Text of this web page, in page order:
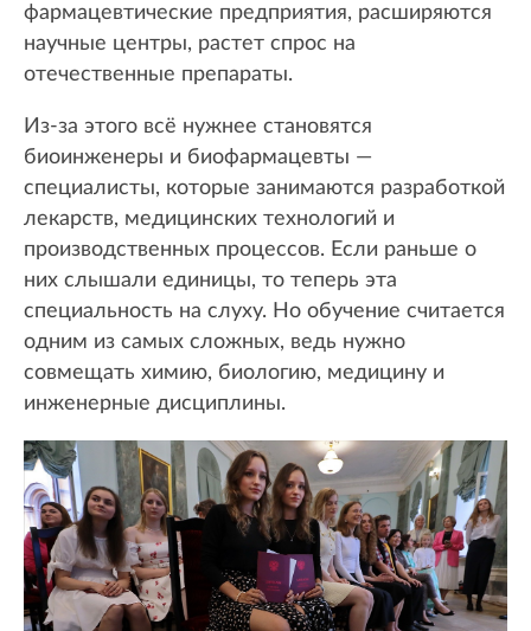
фармацевтические предприятия, расширяются
научные центры, растет спрос на
отечественные препараты.
Из-за этого всё нужнее становятся
биоинженеры и биофармацевты —
специалисты, которые занимаются разработкой
лекарств, медицинских технологий и
производственных процессов. Если раньше о
них слышали единицы, то теперь эта
специальность на слуху. Но обучение считается
одним из самых сложных, ведь нужно
совмещать химию, биологию, медицину и
инженерные дисциплины.